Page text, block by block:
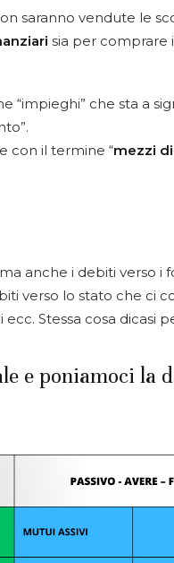
saranno vendute le
sia per comprare
che sta a
con il termine “mezzi
anche i debiti verso
verso lo stato che
Stessa cosa dicasi
poniamoci la